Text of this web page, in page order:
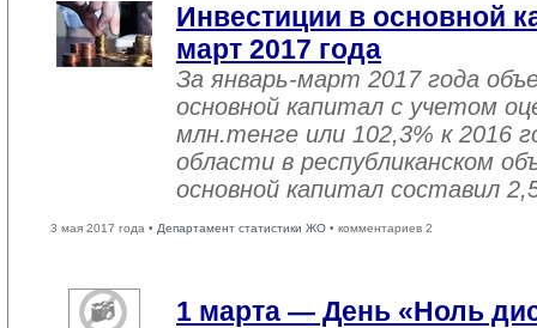
Инвестиции в основной
март 2017 года
За январь-март 2017 года
основной капитал с учетом
млн.тенге или 102,3% к 2016
области в республиканском
основной капитал составил
3 мая 2017 года • Департамент статистики ЖО • комментариев 2
1 марта — День «Ноль